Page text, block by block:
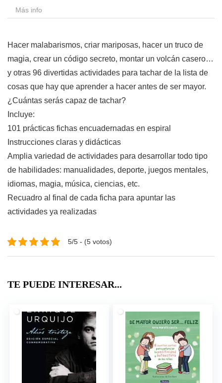
Más info
Hacer malabarismos, criar mariposas, hacer un truco de
magia, crear un código secreto, montar un volcán casero…
y otras 96 divertidas actividades para tachar de la lista de
cosas que hay que aprender a hacer antes de ser mayor.
¿Cuántas serás capaz de tachar?
Incluye:
101 prácticas fichas encuadernadas en espiral
Instrucciones claras y didácticas
Amplia variedad de actividades para desarrollar todo tipo
de habilidades: manualidades, deporte, juegos mentales,
idiomas, magia, música, ciencias, etc.
Recuadro al final de cada ficha para apuntar las
actividades ya realizadas
5/5 - (5 votos)
TE PUEDE INTERESAR...